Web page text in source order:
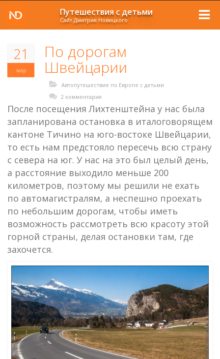
Путешествия с детьми
Сайт Дмитрия Новицкого
21
мар
По дорогам
Швейцарии
Автопутешествие по Европе с детьми
2 комментария
После посещения Лихтенштейна у нас была
запланирована остановка в италоговорящем
кантоне Тичино на юго-востоке Швейцарии,
то есть нам предстояло пересечь всю страну
с севера на юг. У нас на это был целый день,
а расстояние выходило меньше 200
километров, поэтому мы решили не ехать
по автомагистралям, а неспешно проехать
по небольшим дорогам, чтобы иметь
возможность рассмотреть всю красоту этой
горной страны, делая остановки там, где
захочется.